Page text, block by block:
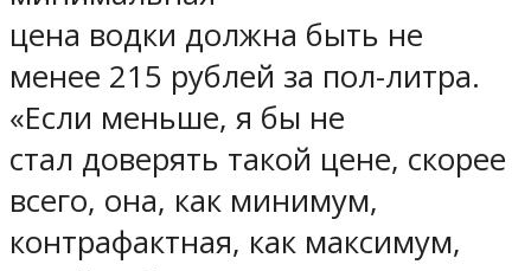
цена водки должна быть не
менее 215 рублей за пол-литра.
«Если меньше, я бы не
стал доверять такой цене, скорее
всего, она, как минимум,
контрафактная, как максимум,